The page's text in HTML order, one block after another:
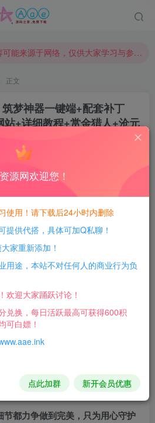
扣，详情点击此条公告。
本网站的文章部分内容可能来源于网络，仅供大家学习与参考，如有侵权，请联系站长QQ466107887进行删除处理。
正文
筑梦神器一键端+配套补丁
+详细教程+赏金猎人+沧元
积分！所有资源可以使用
旗下最新沧元图传奇，一路同
游戏，- 款可以真正玩的传奇。
追梦，地图无门槛，真正纯散人
不同于其他服，我们的核心理念是
节都力争做到完美，只为用心守护
源网欢迎您！
使用！请下载后24小时内删除
提供代搭，具体可加Q私聊！
家重新添加！
用途，本站不对任何人的商业行为负
欢迎大家踊跃讨论！
兑换，每日活跃最高可获得600积
可白嫖！
点此加群 新开会员优惠